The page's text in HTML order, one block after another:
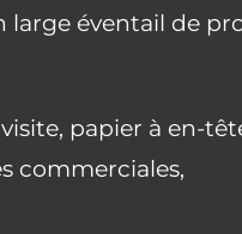
large éventail de
papier à en-
commerciales,